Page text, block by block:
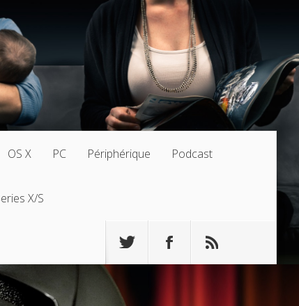
OS X PC Périphérique Podcast
X/S